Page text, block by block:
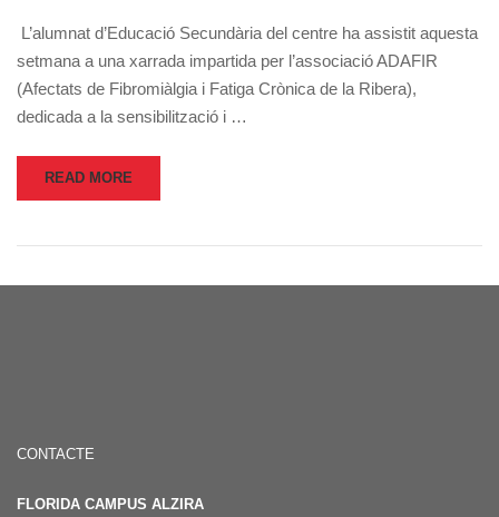
L’alumnat d’Educació Secundària del centre ha assistit aquesta
setmana a una xarrada impartida per l’associació ADAFIR
(Afectats de Fibromiàlgia i Fatiga Crònica de la Ribera),
dedicada a la sensibilització i …
READ MORE
CONTACTE
FLORIDA CAMPUS ALZIRA